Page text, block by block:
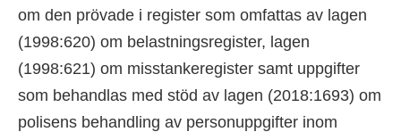
om den prövade i register som omfattas av lagen
(1998:620) om belastningsregister, lagen
(1998:621) om misstankeregister samt uppgifter
som behandlas med stöd av lagen (2018:1693) om
polisens behandling av personuppgifter inom